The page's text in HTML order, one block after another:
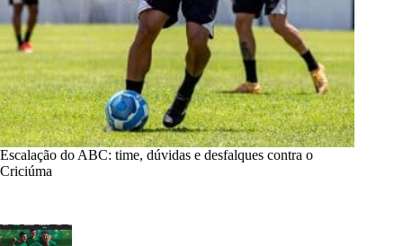
Escalação do ABC: time, dúvidas e desfalques contra o
Criciúma